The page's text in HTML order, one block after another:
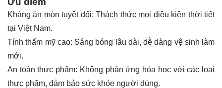
Kháng ăn mòn tuyệt đối: Thách thức mọi điều kiện thời tiết
tại Việt Nam.
Tính thẩm mỹ cao: Sáng bóng lâu dài, dễ dàng vệ sinh làm
mới.
An toàn thực phẩm: Không phản ứng hóa học với các loại
thực phẩm, đảm bảo sức khỏe người dùng.